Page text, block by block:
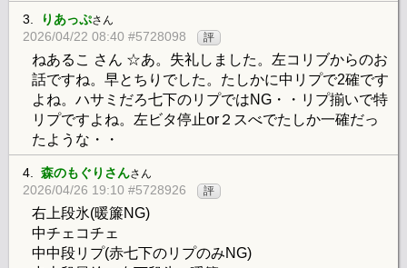
3. りあっぷさん
2026/04/22 08:40 #5728098 評
ねあるこ さん ☆あ。失礼しました。左コリブからのお
話ですね。早とちりでした。たしかに中リプで2確です
よね。ハサミだろ七下のリプではNG・・リプ揃いで特
リプですよね。左ビタ停止or２スべでたしか一確だっ
たような・・
4. 森のもぐりさんさん
2026/04/26 19:10 #5728926 評
右上段氷(暖簾NG)
中チェコチェ
中中段リプ(赤七下のリプのみNG)